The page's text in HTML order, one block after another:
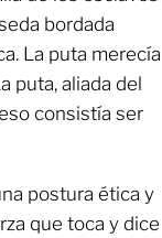
bordada
La puta merecía
puta, aliada del
consistía ser
postura ética y
que toca y dice